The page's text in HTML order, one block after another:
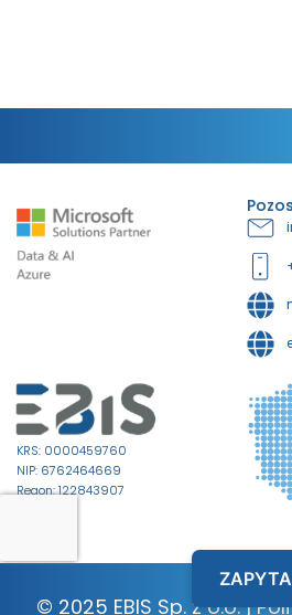
KRS: 0000459760
NIP: 6762464669
Regon: 122843907
© 2025 EBIS Sp. z o.o. |